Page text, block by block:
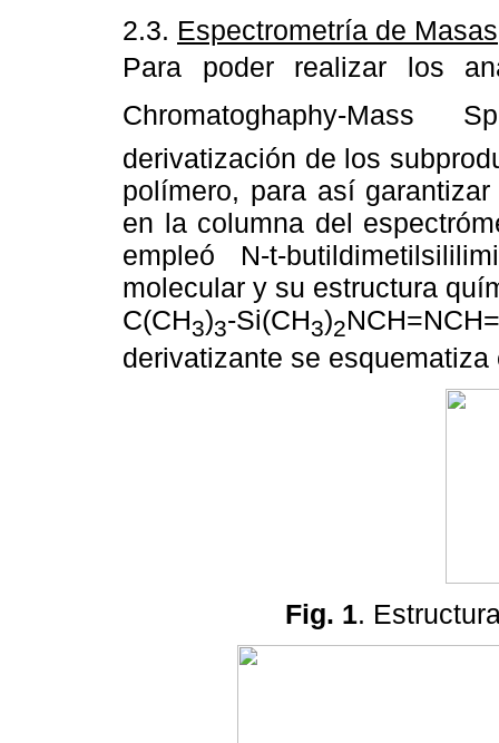
2.3. Espectrometría de Masas
Para poder realizar los
Chromatoghaphy-Mass
derivatización de los
polímero, para así
en la columna del
empleó N-t-
molecular y su estructura
C(CH3)3-Si(CH3)2
derivatizante se
Fig. 1.